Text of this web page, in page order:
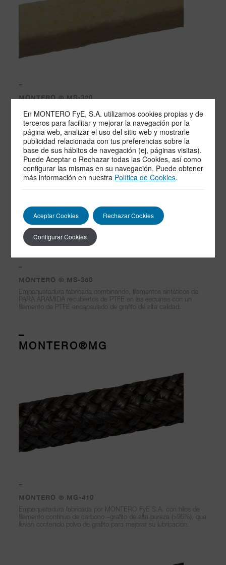
–
MONTERO ® MS-320
ARAMIDA impregnados con PTFE y lubricados.
–
MONTERO ® MS-360
Empaquetadura fabricada combinando, filamentos sintéticos de
PARA ARAMIDA recubiertos de PTFE en las esquinas con un
filamento de PTFE encapsulado de grafito de alta calidad.
–
MONTERO®MG
–
MONTERO ® MG-410
Empaquetadura fabricada por MONTERO FyE S.A. con hilos de
filamento contínuo de carbono –grafito de alta pureza (>95%), que
llevan contenido polvo de grafito para mejorar su lubricación.
En MONTERO FyE, S.A. utilizamos cookies propias y de
terceros para facilitar y mejorar la navegación por la
página web, analizar el uso del sitio web y mostrarle
publicidad relacionada con tus preferencias sobre la
base de sus hábitos de navegación (ej, páginas visitas).
Puede Aceptar o Rechazar todas las Cookies, así como
configurar las mismas en su navegación. Puede obtener
más información en nuestra Política de Cookies.
Aceptar Cookies Rechazar Cookies
Configurar Cookies